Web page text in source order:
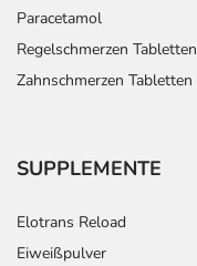
Paracetamol
Regelschmerzen Tabletten
Zahnschmerzen Tabletten
SUPPLEMENTE
Elotrans Reload
Eiweißpulver